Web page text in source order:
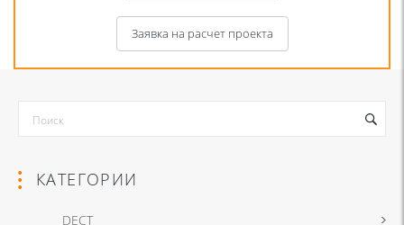
Заявка на расчет проекта
КАТЕГОРИИ
DECT